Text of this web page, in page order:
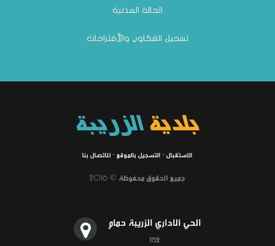
الحالة المدنية
تسجيل الشكاوي والأقتراحات
بلديةالزريبة
للاتصال بنا · التسجيل بالموقع · الإستقبال
جميع الحقوق محفوظة © 2016
الحي الاداري الزريبة حمام
1152